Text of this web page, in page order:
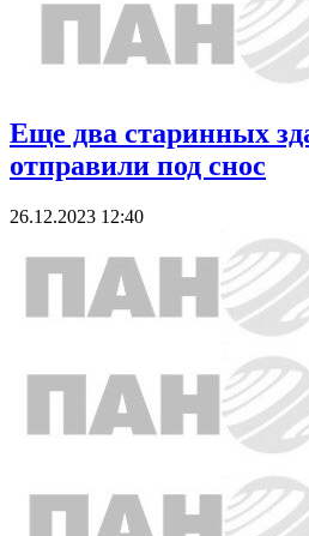
Еще два старинных
отправили под снос
26.12.2023 12:40